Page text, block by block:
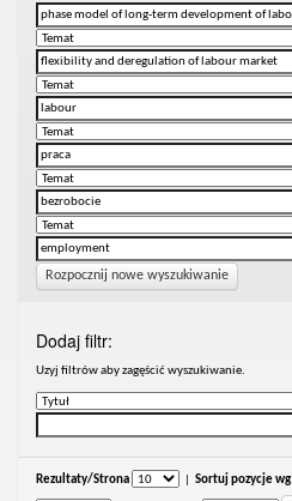
Rozpocznij nowe wyszukiwanie
Dodaj filtr:
Uzyj filtrów aby zagęścić wyszukiwanie.
Rezultaty/Strona Sortuj pozycje wg